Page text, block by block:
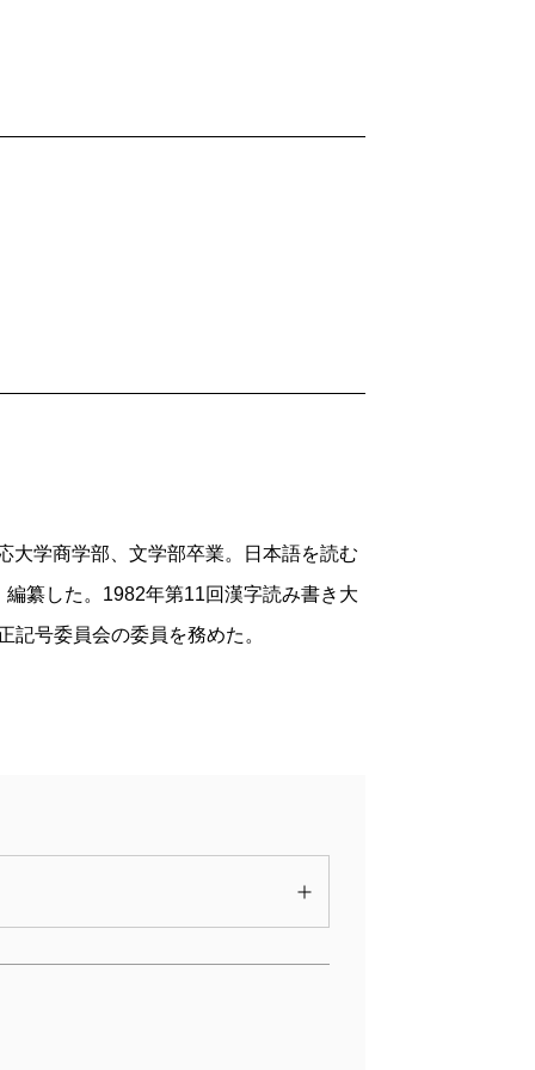
大学商学部、文学部卒業。日本語を読む
纂した。1982年第11回漢字読み書き大
号委員会の委員を務めた。